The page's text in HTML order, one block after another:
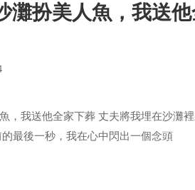
灘扮美人魚，我送
，我送他全家下葬 丈夫將我埋在沙灘
最後一秒，我在心中閃出一個念頭